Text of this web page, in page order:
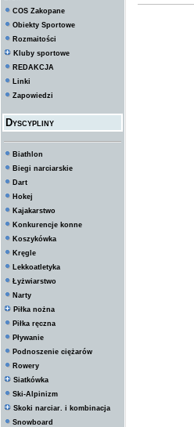
COS Zakopane
Obiekty Sportowe
Rozmaitości
Kluby sportowe
REDAKCJA
Linki
Zapowiedzi
Dyscypliny
Biathlon
Biegi narciarskie
Dart
Hokej
Kajakarstwo
Konkurencje konne
Koszykówka
Kręgle
Lekkoatletyka
Łyżwiarstwo
Narty
Piłka nożna
Piłka ręczna
Pływanie
Podnoszenie ciężarów
Rowery
Siatkówka
Ski-Alpinizm
Skoki narciar. i kombinacja
Snowboard